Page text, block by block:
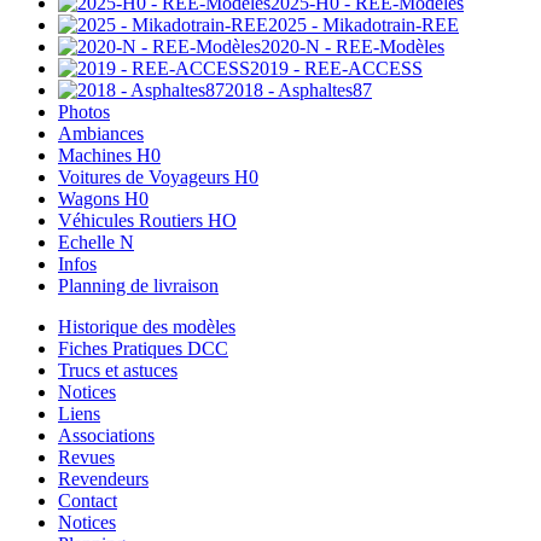
2025 - Mikadotrain-REE
2020-N - REE-Modèles
2019 - REE-ACCESS
2018 - Asphaltes87
Photos
Ambiances
Machines H0
Voitures de Voyageurs H0
Wagons H0
Véhicules Routiers HO
Echelle N
Infos
Planning de livraison
Historique des modèles
Fiches Pratiques DCC
Trucs et astuces
Notices
Liens
Associations
Revues
Revendeurs
Contact
Notices